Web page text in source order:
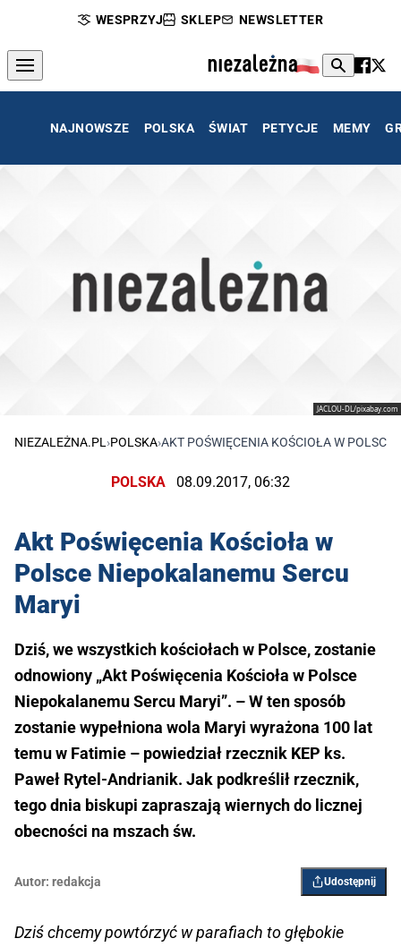
WESPRZYJ SKLEP NEWSLETTER
NAJNOWSZE POLSKA ŚWIAT PETYCJE MEMY
JACLOU-DL/pixabay.com
NIEZALEŻNA.PL ›POLSKA›AKT POŚWIĘCENIA KOŚCIOŁA W
POLSKA 08.09.2017, 06:32
Akt Poświęcenia Kościoła w
Polsce Niepokalanemu Sercu
Maryi
Dziś, we wszystkich kościołach w Polsce, zostanie
odnowiony „Akt Poświęcenia Kościoła w Polsce
Niepokalanemu Sercu Maryi”. – W ten sposób
zostanie wypełniona wola Maryi wyrażona 100 lat
temu w Fatimie – powiedział rzecznik KEP ks.
Paweł Rytel-Andrianik. Jak podkreślił rzecznik,
tego dnia biskupi zapraszają wiernych do licznej
obecności na mszach św.
Autor: redakcja Udostępnij
Dziś chcemy powtórzyć w parafiach to głębokie